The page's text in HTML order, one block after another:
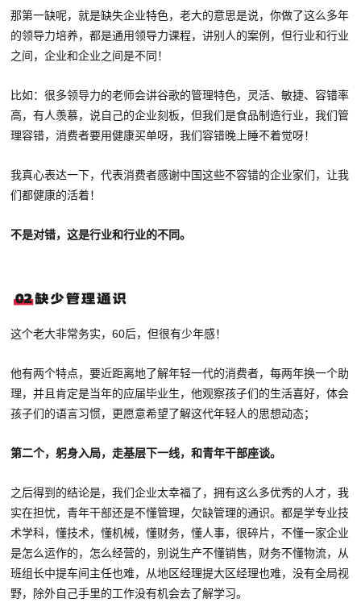
那第一缺呢，就是缺失企业特色，老大的意思是说，你做了这么多年
的领导力培养，都是通用领导力课程，讲别人的案例，但行业和行业
之间，企业和企业之间是不同！
比如：很多领导力的老师会讲谷歌的管理特色，灵活、敏捷、容错率
高，有人羡慕，说自己的企业刻板，但我们是食品制造行业，我们管
理容错，消费者要用健康买单呀，我们容错晚上睡不着觉呀！
我真心表达一下，代表消费者感谢中国这些不容错的企业家们，让我
们都健康的活着！
不是对错，这是行业和行业的不同。
这个老大非常务实，60后，但很有少年感！
他有两个特点，要近距离地了解年轻一代的消费者，每两年换一个助
理，并且肯定是当年的应届毕业生，他观察孩子们的生活喜好，体会
孩子们的语言习惯，更愿意希望了解这代年轻人的思想动态；
第二个，躬身入局，走基层下一线，和青年干部座谈。
之后得到的结论是，我们企业太幸福了，拥有这么多优秀的人才，我
实在担忧，青年干部还是不懂管理，欠缺管理的通识。都是学专业技
术学科，懂技术，懂机械，懂财务，懂人事，很碎片，不懂一家企业
是怎么运作的，怎么经营的，别说生产不懂销售，财务不懂物流，从
班组长中提车间主任也难，从地区经理提大区经理也难，没有全局视
野，除外自己手里的工作没有机会去了解学习。